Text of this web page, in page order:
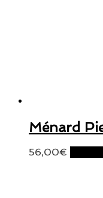
Ménard
56,00€